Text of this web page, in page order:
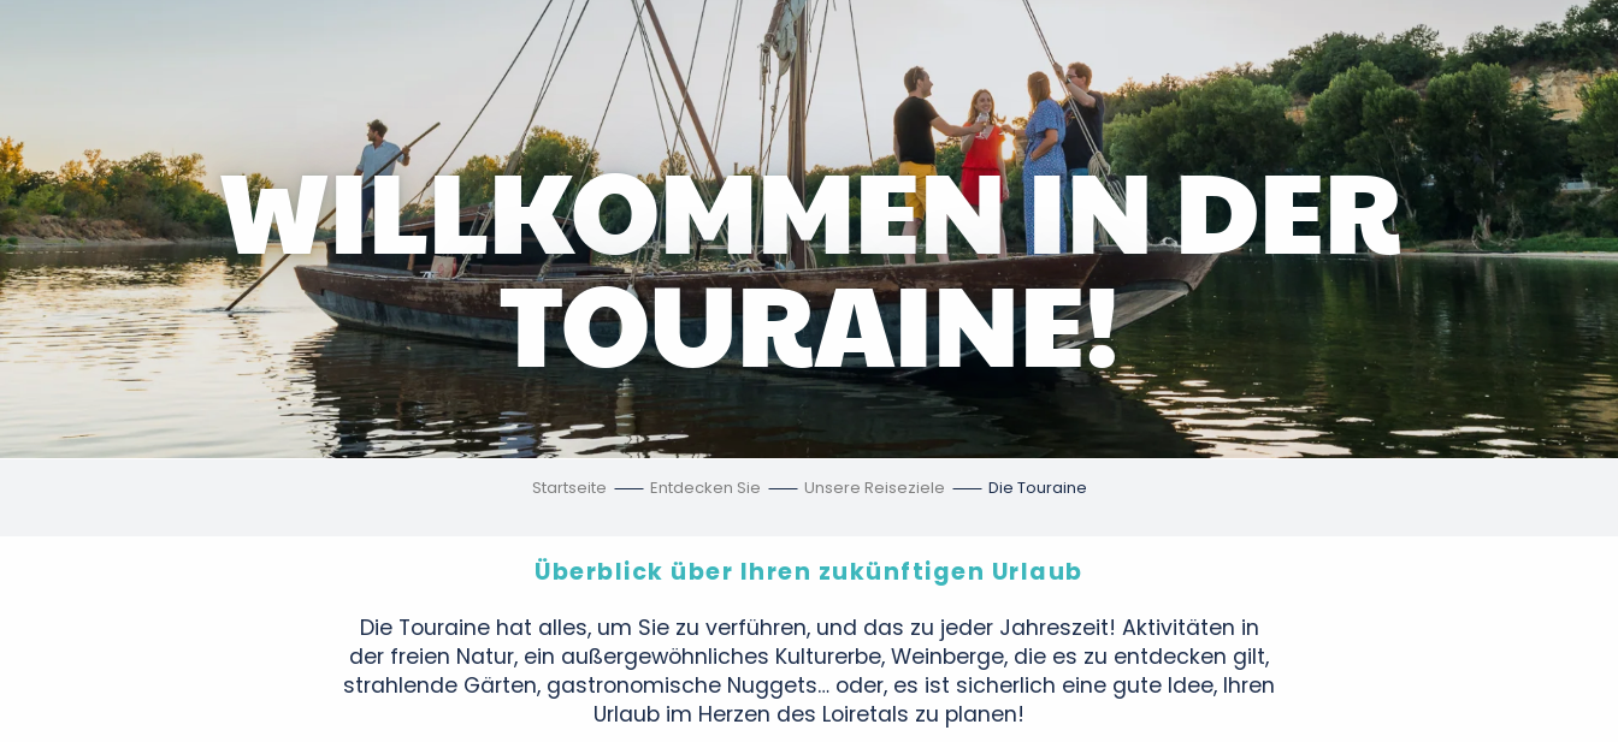
WILLKOMMEN IN DER
TOURAINE!
Startseite Entdecken Sie Unsere Reiseziele Die Touraine
Überblick über Ihren zukünftigen Urlaub
Die Touraine hat alles, um Sie zu verführen, und das zu jeder Jahreszeit! Aktivitäten in
der freien Natur, ein außergewöhnliches Kulturerbe, Weinberge, die es zu entdecken gilt,
strahlende Gärten, gastronomische Nuggets… oder, es ist sicherlich eine gute Idee, Ihren
Urlaub im Herzen des Loiretals zu planen!